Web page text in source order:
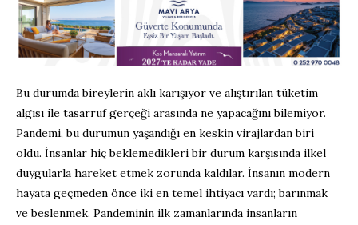
Bu durumda bireylerin aklı karışıyor ve alıştırılan tüketim
algısı ile tasarruf gerçeği arasında ne yapacağını bilemiyor.
Pandemi, bu durumun yaşandığı en keskin virajlardan biri
oldu. İnsanlar hiç beklemedikleri bir durum karşısında ilkel
duygularla hareket etmek zorunda kaldılar. İnsanın modern
hayata geçmeden önce iki en temel ihtiyacı vardı; barınmak
ve beslenmek. Pandeminin ilk zamanlarında insanların